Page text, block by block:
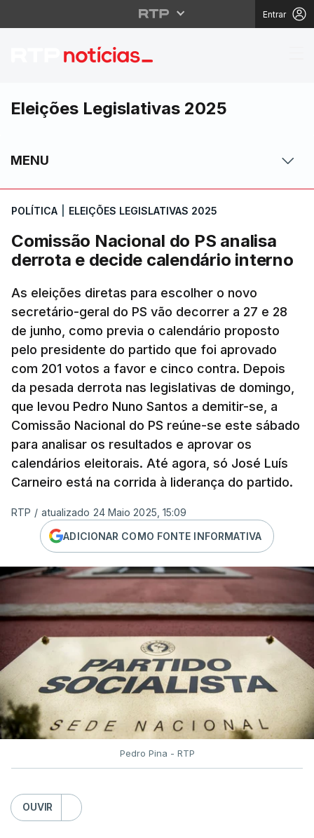
Entrar
Comissão Nacional
Eleições Legislativas 2025
MENU
POLÍTICA ELEIÇÕES LEGISLATIVAS 2025
Comissão Nacional do PS analisa
derrota e decide calendário interno
As eleições diretas para escolher o novo
secretário-geral do PS vão decorrer a 27 e 28
de junho, como previa o calendário proposto
pelo presidente do partido que foi aprovado
com 201 votos a favor e cinco contra. Depois
da pesada derrota nas legislativas de domingo,
que levou Pedro Nuno Santos a demitir-se, a
Comissão Nacional do PS reúne-se este sábado
para analisar os resultados e aprovar os
calendários eleitorais. Até agora, só José Luís
Carneiro está na corrida à liderança do partido.
RTP / atualizado 24 Maio 2025, 15:09
ADICIONAR COMO FONTE INFORMATIVA
Pedro Pina - RTP
OUVIR